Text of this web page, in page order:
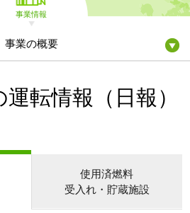
事業情報
事業の概要
転情報（日報）
使用済燃料
受入れ・貯蔵施設